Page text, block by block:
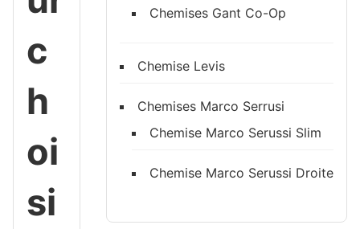
c
h
oi
si
Chemises Gant Co-Op
Chemise Levis
Chemises Marco Serrusi
Chemise Marco Serussi Slim
Chemise Marco Serussi Droite